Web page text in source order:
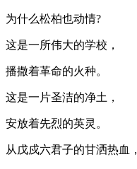
为什么松柏也动情?
这是一所伟大的学校，
播撒着革命的火种。
这是一片圣洁的净土，
安放着先烈的英灵。
从戊戍六君子的甘洒热血，